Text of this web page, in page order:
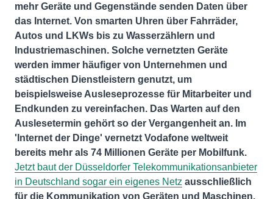
mehr Geräte und Gegenstände senden Daten über
das Internet. Von smarten Uhren über Fahrräder,
Autos und LKWs bis zu Wasserzählern und
Industriemaschinen. Solche vernetzten Geräte
werden immer häufiger von Unternehmen und
städtischen Dienstleistern genutzt, um
beispielsweise Ausleseprozesse für Mitarbeiter und
Endkunden zu vereinfachen. Das Warten auf den
Auslesetermin gehört so der Vergangenheit an. Im
'Internet der Dinge' vernetzt Vodafone weltweit
bereits mehr als 74 Millionen Geräte per Mobilfunk.
Jetzt baut der Düsseldorfer Telekommunikationsanbieter
in Deutschland sogar ein eigenes Netz ausschließlich
für die Kommunikation von Geräten und Maschinen.